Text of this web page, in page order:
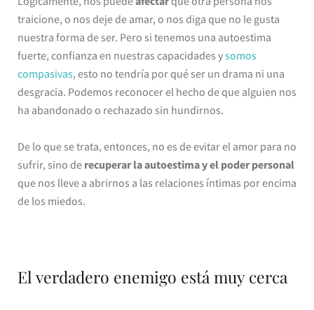
traicione, o nos deje de amar, o nos diga que no le gusta
nuestra forma de ser. Pero si tenemos una autoestima
fuerte, confianza en nuestras capacidades ysomos
compasivas, esto no tendría por qué ser un drama ni una
desgracia. Podemos reconocer el hecho de que alguien nos
ha abandonado o rechazado sin hundirnos.
De lo que se trata, entonces, no es de evitar el amor para no
sufrir, sino de recuperar la autoestima y el poder personal
que nos lleve a abrirnos a las relaciones íntimas por encima
de los miedos.
El verdadero enemigo está muy cerca